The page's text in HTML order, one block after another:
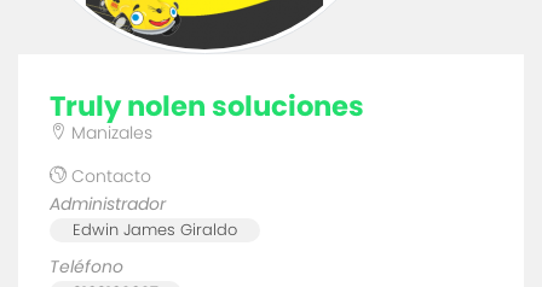
truly nolen soluciones
Manizales
Contacto
Administrador
Edwin James Giraldo
Teléfono